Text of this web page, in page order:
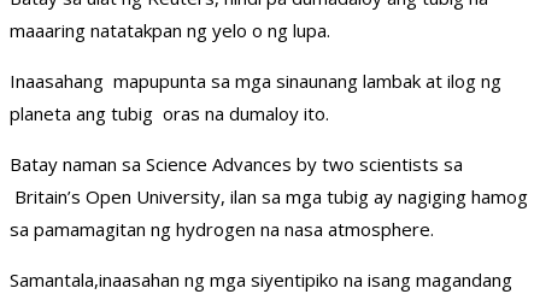
maaaring natatakpan ng yelo o ng lupa.
Inaasahang mapupunta sa mga sinaunang lambak at ilog ng
planeta ang tubig oras na dumaloy ito.
Batay naman sa Science Advances by two scientists sa
Britain’s Open University, ilan sa mga tubig ay nagiging hamog
sa pamamagitan ng hydrogen na nasa atmosphere.
Samantala,inaasahan ng mga siyentipiko na isang magandang